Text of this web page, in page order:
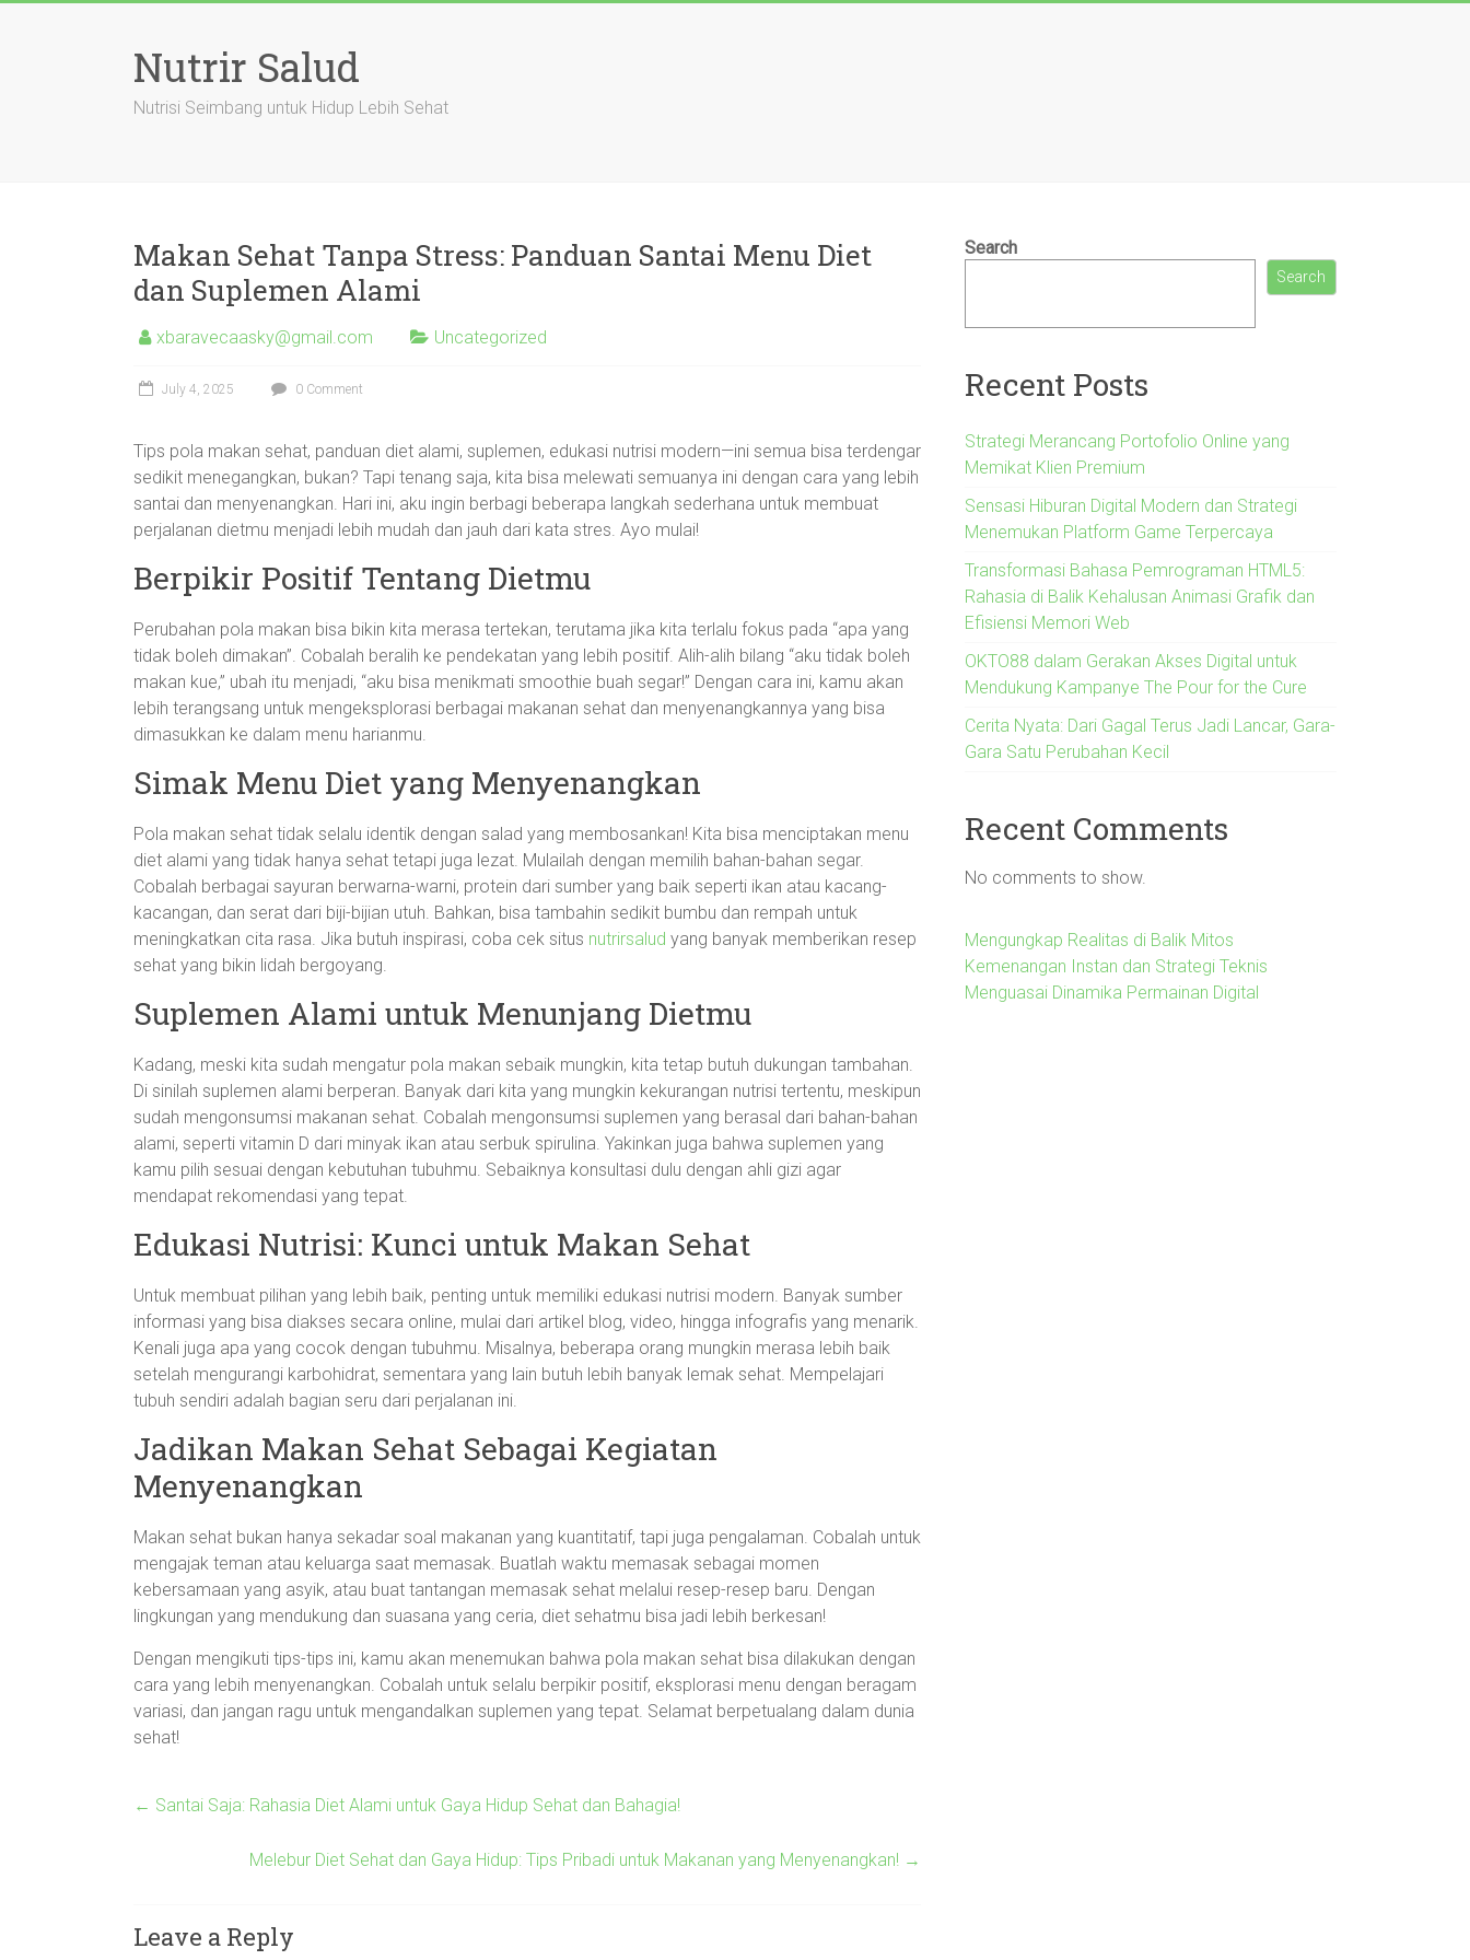
Nutrir Salud
Nutrisi Seimbang untuk Hidup Lebih Sehat
Makan Sehat Tanpa Stress: Panduan Santai Menu Diet
dan Suplemen Alami
xbaravecaasky@gmail.com Uncategorized
July 4, 2025 0 Comment
Tips pola makan sehat, panduan diet alami, suplemen, edukasi nutrisi modern—ini semua bisa terdengar
sedikit menegangkan, bukan? Tapi tenang saja, kita bisa melewati semuanya ini dengan cara yang lebih
santai dan menyenangkan. Hari ini, aku ingin berbagi beberapa langkah sederhana untuk membuat
perjalanan dietmu menjadi lebih mudah dan jauh dari kata stres. Ayo mulai!
Berpikir Positif Tentang Dietmu
Perubahan pola makan bisa bikin kita merasa tertekan, terutama jika kita terlalu fokus pada “apa yang
tidak boleh dimakan”. Cobalah beralih ke pendekatan yang lebih positif. Alih-alih bilang “aku tidak boleh
makan kue,” ubah itu menjadi, “aku bisa menikmati smoothie buah segar!” Dengan cara ini, kamu akan
lebih terangsang untuk mengeksplorasi berbagai makanan sehat dan menyenangkannya yang bisa
dimasukkan ke dalam menu harianmu.
Simak Menu Diet yang Menyenangkan
Pola makan sehat tidak selalu identik dengan salad yang membosankan! Kita bisa menciptakan menu
diet alami yang tidak hanya sehat tetapi juga lezat. Mulailah dengan memilih bahan-bahan segar.
Cobalah berbagai sayuran berwarna-warni, protein dari sumber yang baik seperti ikan atau kacang-
kacangan, dan serat dari biji-bijian utuh. Bahkan, bisa tambahin sedikit bumbu dan rempah untuk
meningkatkan cita rasa. Jika butuh inspirasi, coba cek situs nutrirsalud yang banyak memberikan resep
sehat yang bikin lidah bergoyang.
Suplemen Alami untuk Menunjang Dietmu
Kadang, meski kita sudah mengatur pola makan sebaik mungkin, kita tetap butuh dukungan tambahan.
Di sinilah suplemen alami berperan. Banyak dari kita yang mungkin kekurangan nutrisi tertentu, meskipun
sudah mengonsumsi makanan sehat. Cobalah mengonsumsi suplemen yang berasal dari bahan-bahan
alami, seperti vitamin D dari minyak ikan atau serbuk spirulina. Yakinkan juga bahwa suplemen yang
kamu pilih sesuai dengan kebutuhan tubuhmu. Sebaiknya konsultasi dulu dengan ahli gizi agar
mendapat rekomendasi yang tepat.
Edukasi Nutrisi: Kunci untuk Makan Sehat
Untuk membuat pilihan yang lebih baik, penting untuk memiliki edukasi nutrisi modern. Banyak sumber
informasi yang bisa diakses secara online, mulai dari artikel blog, video, hingga infografis yang menarik.
Kenali juga apa yang cocok dengan tubuhmu. Misalnya, beberapa orang mungkin merasa lebih baik
setelah mengurangi karbohidrat, sementara yang lain butuh lebih banyak lemak sehat. Mempelajari
tubuh sendiri adalah bagian seru dari perjalanan ini.
Jadikan Makan Sehat Sebagai Kegiatan
Menyenangkan
Makan sehat bukan hanya sekadar soal makanan yang kuantitatif, tapi juga pengalaman. Cobalah untuk
mengajak teman atau keluarga saat memasak. Buatlah waktu memasak sebagai momen
kebersamaan yang asyik, atau buat tantangan memasak sehat melalui resep-resep baru. Dengan
lingkungan yang mendukung dan suasana yang ceria, diet sehatmu bisa jadi lebih berkesan!
Dengan mengikuti tips-tips ini, kamu akan menemukan bahwa pola makan sehat bisa dilakukan dengan
cara yang lebih menyenangkan. Cobalah untuk selalu berpikir positif, eksplorasi menu dengan beragam
variasi, dan jangan ragu untuk mengandalkan suplemen yang tepat. Selamat berpetualang dalam dunia
sehat!
← Santai Saja: Rahasia Diet Alami untuk Gaya Hidup Sehat dan Bahagia!
Melebur Diet Sehat dan Gaya Hidup: Tips Pribadi untuk Makanan yang Menyenangkan! →
Leave a Reply
Search
Search
Recent Posts
Strategi Merancang Portofolio Online yang
Memikat Klien Premium
Sensasi Hiburan Digital Modern dan Strategi
Menemukan Platform Game Terpercaya
Transformasi Bahasa Pemrograman HTML5:
Rahasia di Balik Kehalusan Animasi Grafik dan
Efisiensi Memori Web
OKTO88 dalam Gerakan Akses Digital untuk
Mendukung Kampanye The Pour for the Cure
Cerita Nyata: Dari Gagal Terus Jadi Lancar, Gara-
Gara Satu Perubahan Kecil
Recent Comments
No comments to show.
Mengungkap Realitas di Balik Mitos
Kemenangan Instan dan Strategi Teknis
Menguasai Dinamika Permainan Digital